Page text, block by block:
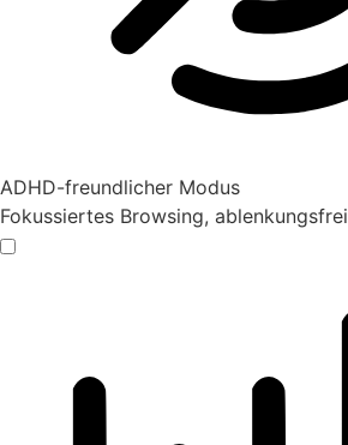
ADHD-freundlicher Modus
Fokussiertes Browsing, ablenkungsfrei